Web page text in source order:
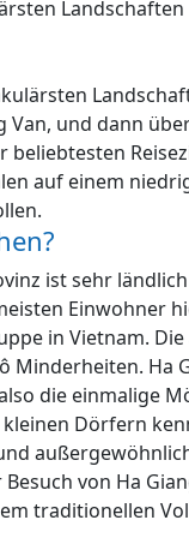
Landschaften
und dann
auf einem
ist sehr
Einwohner
in Vietnam.
Minderheiten. Ha
die einmalige
Dörfern
von Ha
traditionellen